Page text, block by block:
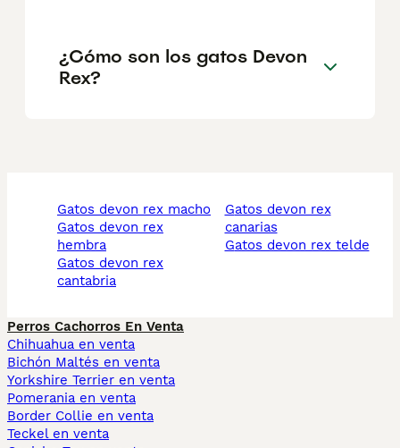
¿Cómo son los gatos Devon
Rex?
gatos devon rex macho
gatos devon rex
hembra
gatos devon rex
cantabria
gatos devon rex
canarias
gatos devon rex telde
Perros Cachorros En Venta
Chihuahua en venta
Bichón Maltés en venta
Yorkshire Terrier en venta
Pomerania en venta
Border Collie en venta
Teckel en venta